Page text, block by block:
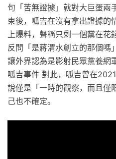
句「苦無證據」就對大巨蛋
束後，呱吉在沒有拿出證據的
上爆料，聲稱只剩一個黨在花
反問「是蔣渭水創立的那個嗎
讓外界認為是影射民眾黨養網
呱吉事件 對此，呱吉曾在
說僅是「一時的觀察，而且僅
己也不確定。